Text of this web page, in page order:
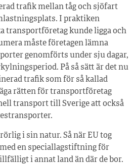
trafik mellan tåg och sjöfart
I praktiken
transportföretag kunde ligga och
måste företagen lämna
genomförts under sju dagar,
På så sätt är det nu
trafik som för så kallad
rätten för transportföretag
transport till Sverige att också
i sin natur. Så när EU tog
en speciallagstiftning för
i annat land än där de bor.